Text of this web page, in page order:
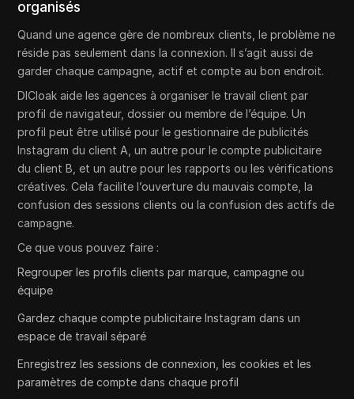
organisés
Quand une agence gère de nombreux clients, le problème ne
réside pas seulement dans la connexion. Il s’agit aussi de
garder chaque campagne, actif et compte au bon endroit.
DICloak aide les agences à organiser le travail client par
profil de navigateur, dossier ou membre de l’équipe. Un
profil peut être utilisé pour le gestionnaire de publicités
Instagram du client A, un autre pour le compte publicitaire
du client B, et un autre pour les rapports ou les vérifications
créatives. Cela facilite l’ouverture du mauvais compte, la
confusion des sessions clients ou la confusion des actifs de
campagne.
Ce que vous pouvez faire :
Regrouper les profils clients par marque, campagne ou
équipe
Gardez chaque compte publicitaire Instagram dans un
espace de travail séparé
Enregistrez les sessions de connexion, les cookies et les
paramètres de compte dans chaque profil